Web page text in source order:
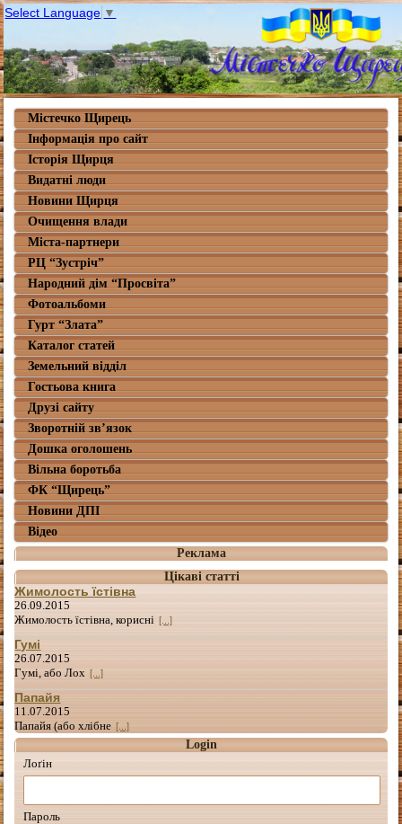
Select Language ▼
Містечко Щирець
Інформація про сайт
Історія Щирця
Видатні люди
Новини Щирця
Очищення влади
Міста-партнери
РЦ “Зустріч”
Народний дім “Просвіта”
Фотоальбоми
Гурт “Злата”
Каталог статей
Земельний відділ
Гостьова книга
Друзі сайту
Зворотній зв’язок
Дошка оголошень
Вільна боротьба
ФК “Щирець”
Новини ДПІ
Відео
Реклама
Цікаві статті
Жимолость їстівна
26.09.2015
Жимолость їстівна, корисні [...]
Гумі
26.07.2015
Гумі, або Лох [...]
Папайя
11.07.2015
Папайя (або хлібне [...]
Login
Лоґін
Пароль